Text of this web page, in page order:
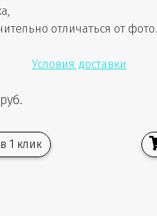
отличаться от фото.
Условия доставки
1 клик